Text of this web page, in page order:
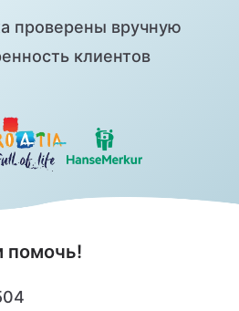
проверены вручную
клиентов